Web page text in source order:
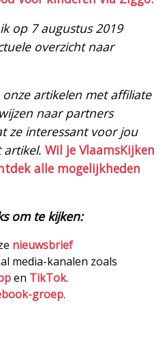
op 7 augustus 2019
overzicht naar
artikelen met affiliate
naar partners
ze interessant voor jou
artikel. Wil je VlaamsKijken
alle mogelijkheden
om te kijken:
nieuwsbrief
media-kanalen zoals
en TikTok.
groep.